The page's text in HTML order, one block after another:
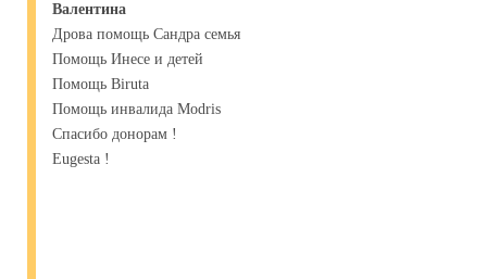
Валентина
Дрова помощь Сандра семья
Помощь Инесе и детей
Помощь Biruta
Помощь инвалида Modris
Спасибо донорам !
Eugesta !